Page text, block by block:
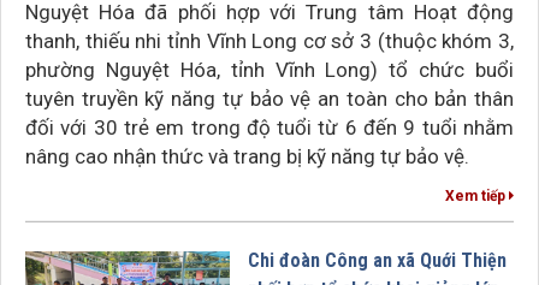
Nguyệt Hóa đã phối hợp với Trung tâm Hoạt động
thanh, thiếu nhi tỉnh Vĩnh Long cơ sở 3 (thuộc khóm 3,
phường Nguyệt Hóa, tỉnh Vĩnh Long) tổ chức buổi
tuyên truyền kỹ năng tự bảo vệ an toàn cho bản thân
đối với 30 trẻ em trong độ tuổi từ 6 đến 9 tuổi nhằm
nâng cao nhận thức và trang bị kỹ năng tự bảo vệ.
Xem tiếp
Chi đoàn Công an xã Quới Thiện